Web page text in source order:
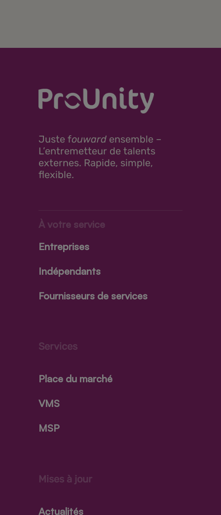
Juste fouward ensemble –
L’entremetteur de talents
externes. Rapide, simple,
flexible.
À votre service
Entreprises
Indépendants
Fournisseurs de services
Services
Place du marché
VMS
MSP
Mises à jour
Actualités